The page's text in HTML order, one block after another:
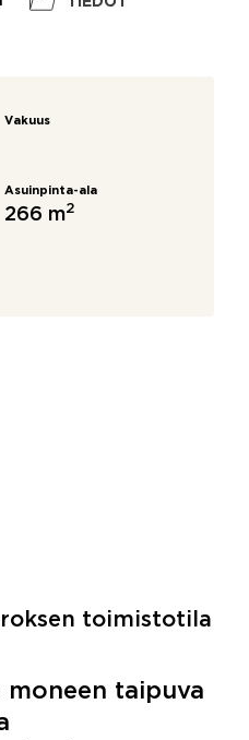
Vakuus
Asuinpinta-ala
266 m2
toimistotila
moneen taipuva